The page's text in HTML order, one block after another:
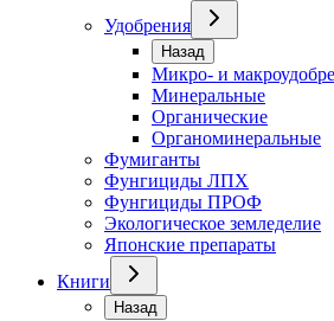
Удобрения
Назад
Микро- и
Минеральные
Органические
Органоминеральные
Фумиганты
Фунгициды ЛПХ
Фунгициды ПРОФ
Экологическое земледелие
Японские препараты
Книги
Назад